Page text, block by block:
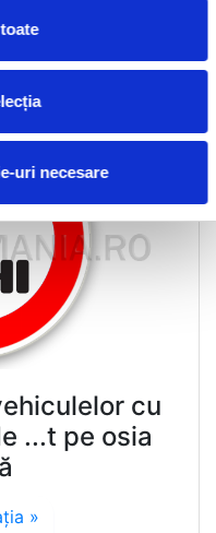
uri necesare
»
cu
...t pe osia
»